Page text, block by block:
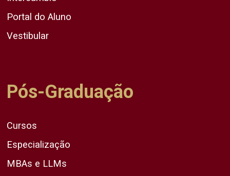
Portal do Aluno
Vestibular
Pós-Graduação
Cursos
Especialização
MBAs e LLMs